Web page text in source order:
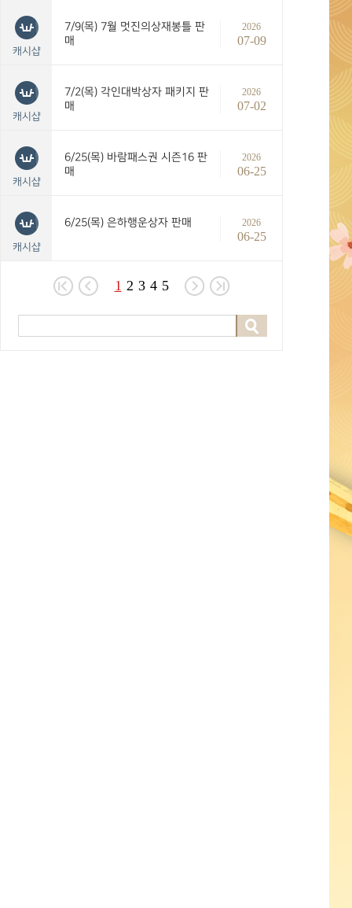
캐시샵
7/9(목) 7월 멋진의상재봉틀 판
매
2026
07-09
캐시샵
7/2(목) 각인대박상자 패키지 판
매
2026
07-02
캐시샵
6/25(목) 바람패스권 시즌16 판
매
2026
06-25
캐시샵
6/25(목) 은하행운상자 판매 2026
06-25
1 2 3 4 5